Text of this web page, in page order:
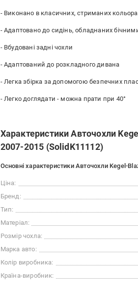
- Виконано в класичних, стриманих
- Адаптовано до сидінь, обладнаних
- Вбудовані задні чохли
- Адаптований до розкладного дивана
- Легка збірка за допомогою безпечних
- Легко доглядати - можна прати при 40°
Характеристики Авточохли
2007-2015 (SolidK11112)
Основні характеристики Авточохли Kegel-
Ціна:
Бренд:
Тип:
Матеріал:
Розмір чохла:
Марка авто:
Колір виробника:
Країна-виробник: